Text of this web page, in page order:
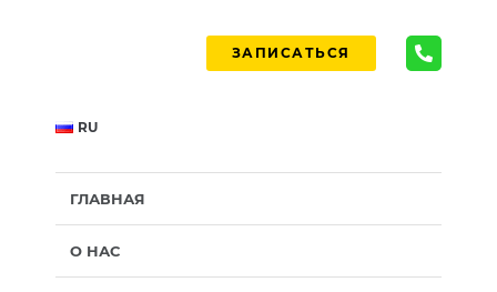
ЗАПИСАТЬСЯ
RU
ГЛАВНАЯ
О НАС